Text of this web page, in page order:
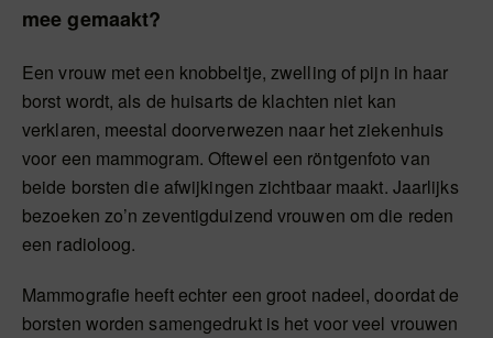
mee gemaakt?
Een vrouw met een knobbeltje, zwelling of pijn in haar
borst wordt, als de huisarts de klachten niet kan
verklaren, meestal doorverwezen naar het ziekenhuis
voor een mammogram. Oftewel een röntgenfoto van
beide borsten die afwijkingen zichtbaar maakt. Jaarlijks
bezoeken zo’n zeventigduizend vrouwen om die reden
een radioloog.
Mammografie heeft echter een groot nadeel, doordat de
borsten worden samengedrukt is het voor veel vrouwen